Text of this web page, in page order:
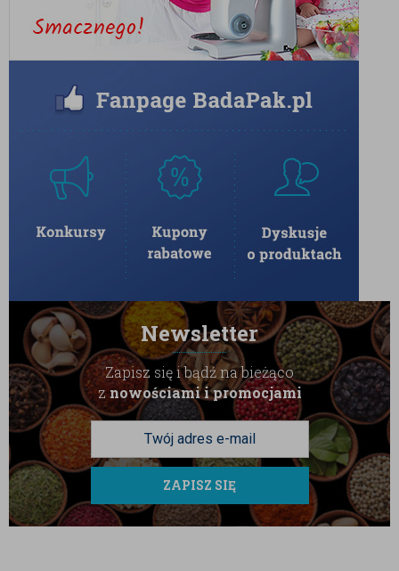
Newsletter
Zapisz się i bądź na bieżąco
znowościami i promocjami
ZAPISZ SIĘ